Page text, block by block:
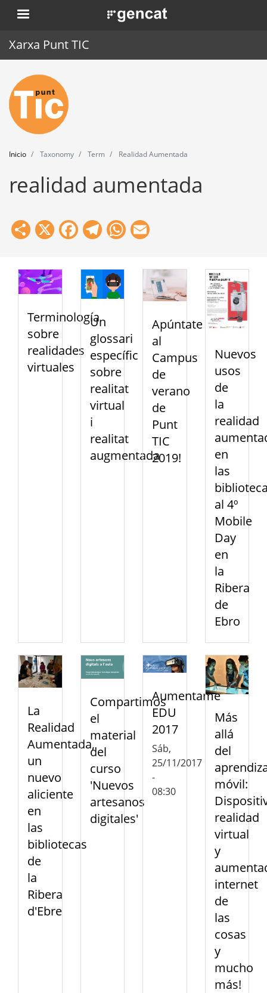
Pasar
al
. Obre en una nova finestra.
Xarxa Punt TIC
Inicio
Punt TIC
Actualidad
Agenda
Formación
Herramientas
Inicio Taxonomy Term Realidad Aumentada
realidad aumentada
Share
X Facebook
Telegram
WhatsApp
Terminología
sobre
realidades
virtuales
Un
glossari
específic
sobre
realitat
virtual
i
realitat
augmentada
Apúntate
al
Campus
de
verano
de
Punt
TIC
2019!
Nuevos
usos
de
la
realidad
en
las
al 4º
Mobile
Day
en
la
Ribera
de
Ebro
La
Realidad
Aumentada,
un
nuevo
aliciente
en
las
bibliotecas
de
la
Ribera
d'Ebre
Compartimos
el
material
del
curso
'Nuevos
artesanos
digitales'
Aumentame
EDU
2017
Sáb,
25/11/2017
-
08:30
Más
allá
del
móvil:
realidad
virtual
y
internet
de
las
cosas
y
mucho
más!